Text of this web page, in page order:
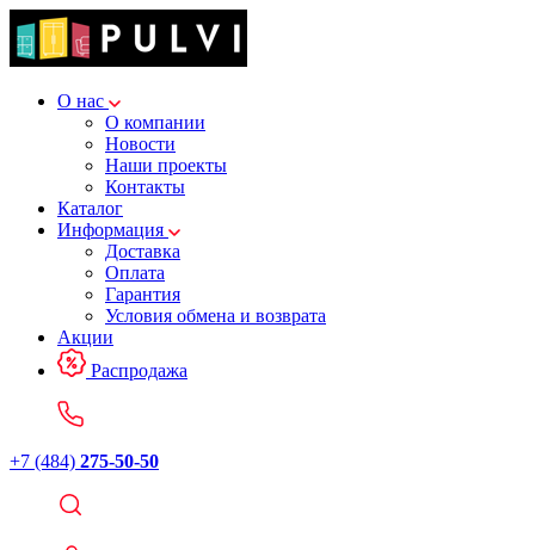
О нас
О компании
Новости
Наши проекты
Контакты
Каталог
Информация
Доставка
Оплата
Гарантия
Условия обмена и возврата
Акции
Распродажа
+7 (484) 275-50-50